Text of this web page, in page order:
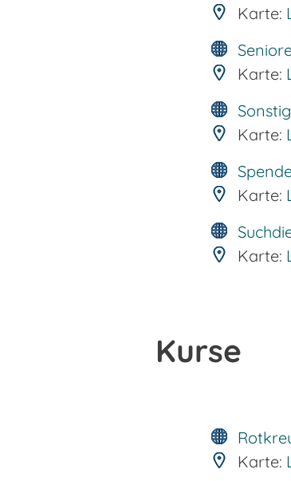
Karte:
Karte:
Karte:
Karte:
Karte:
Kurse
Karte: